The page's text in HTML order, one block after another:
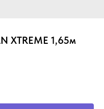
XTREME 1,65м